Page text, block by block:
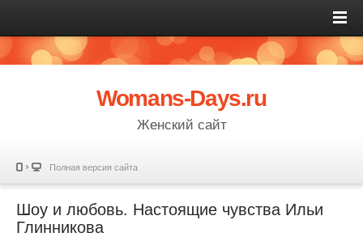
Womans-Days.ru
Женский сайт
Полная версия сайта
Шоу и любовь. Настоящие чувства Ильи
Глинникова